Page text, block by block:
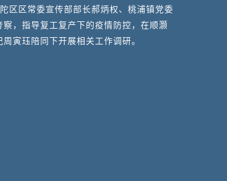
区区常委宣传部部长郝炳权、桃浦镇党委
，指导复工复产下的疫情防控，在顺灏
寅珏陪同下开展相关工作调研。